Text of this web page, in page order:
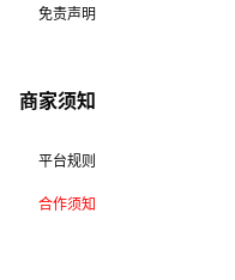
免责声明
商家须知
平台规则
合作须知